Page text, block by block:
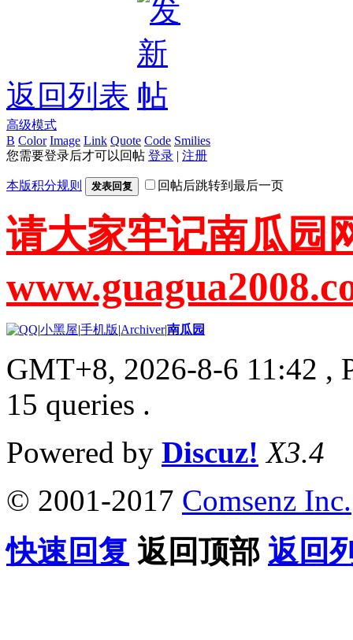
返回列表
高级模式
B Color Image Link Quote Code Smilies
您需要登录后才可以回帖 登录 | 注册
本版积分规则 发表回复 回帖后跳转到最后一页
请大家牢记南瓜园
|小黑屋|手机版|Archiver|南瓜园
GMT+8, 2026-8-6 11:42 ,
15 queries .
Powered by Discuz! X3.4
© 2001-2017 Comsenz Inc.
快速回复 返回顶部 返回